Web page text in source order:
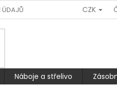
ÚDAJŮ REKLAMACE NEBO
CZK
Náboje a střelivo